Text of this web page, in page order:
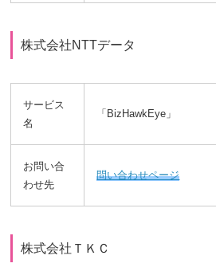
株式会社NTTデータ
サービス
名
「BizHawkEye」
お問い合
わせ先
問い合わせページ
株式会社ＴＫＣ